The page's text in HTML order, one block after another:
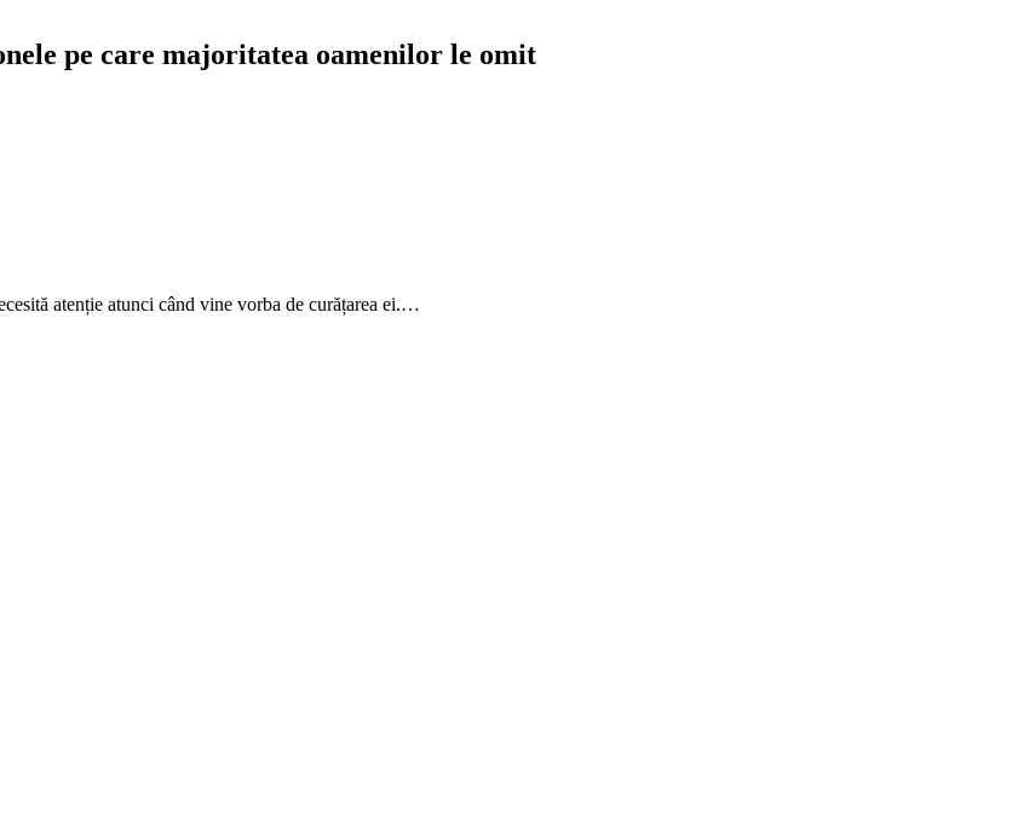
pe care majoritatea oamenilor le omit
atenție atunci când vine vorba de curățarea ei.…